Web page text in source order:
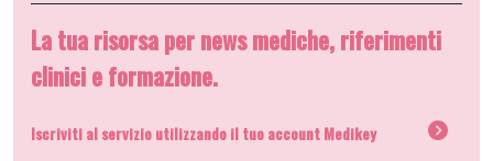
La tua risorsa per news mediche, riferimenti
clinici e formazione.
Iscriviti al servizio utilizzando il tuo account Medikey